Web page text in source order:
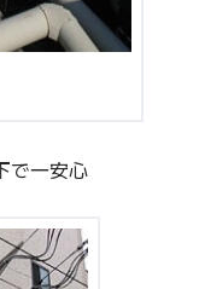
で一安心